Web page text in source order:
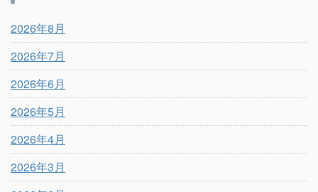
2026年8月
2026年7月
2026年6月
2026年5月
2026年4月
2026年3月